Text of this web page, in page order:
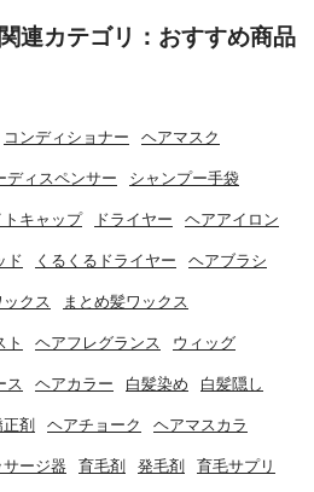
連カテゴリ：おすすめ商品
コンディショナー ヘアマスク
ディスペンサー シャンプー手袋
トキャップ ドライヤー ヘアアイロン
ド くるくるドライヤー ヘアブラシ
クス まとめ髪ワックス
ト ヘアフレグランス ウィッグ
ス ヘアカラー 白髪染め 白髪隠し
剤 ヘアチョーク ヘアマスカラ
ージ器 育毛剤 発毛剤 育毛サプリ